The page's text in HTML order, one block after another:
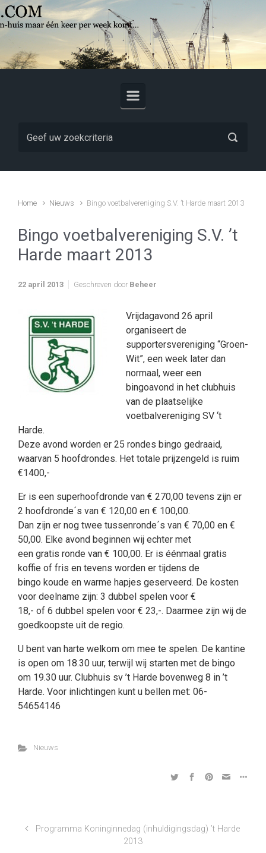
Skip to main content
Home Nieuws Bingo voetbalvereniging S.V. ’t Harde maart 2013
Bingo voetbalvereniging S.V. ’t
Harde maart 2013
22 april 2013 Geschreven door Beheer
Vrijdagavond 26 april
organiseert de
supportersvereniging “Groen-
Wit”, een week later dan
normaal, weer een
bingoavond in het clubhuis
van de plaatselijke
voetbalvereniging SV ‘t
Harde.
Deze avond worden er 25 rondes bingo gedraaid,
waarvan 5 hoofdrondes. Het totale prijzengeld is ruim
€1400,-
Er is een superhoofdronde van € 270,00 tevens zijn er
2 hoofdronde´s van € 120,00 en € 100,00.
Dan zijn er nog twee tussenronde´s van € 70,00 en €
50,00. Elke avond beginnen wij echter met
een gratis ronde van € 100,00. Er is éénmaal gratis
koffie of fris en tevens worden er tijdens de
bingo koude en warme hapjes geserveerd. De kosten
voor deelname zijn: 3 dubbel spelen voor €
18,- of 6 dubbel spelen voor € 23,-. Daarmee zijn wij de
goedkoopste uit de regio.
U bent van harte welkom om mee te spelen. De kantine
is open om 18.30 uur, terwijl wij starten met de bingo
om 19.30 uur. Clubhuis sv ’t Harde bovenweg 8 in ’t
Harde. Voor inlichtingen kunt u bellen met: 06-
54654146
Nieuws
Programma Koninginnedag (inhuldigingsdag) ’t Harde
2013